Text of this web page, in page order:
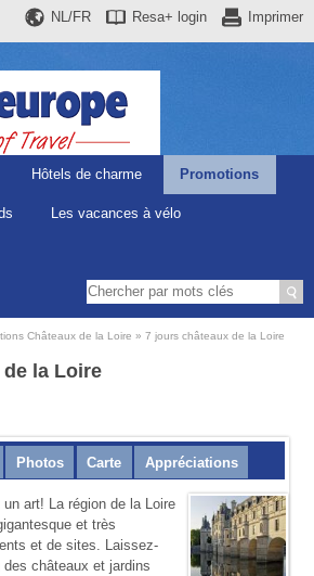
Imprimer
Resa+ login
NL/FR
Hôtels de charme Promotions
Les vacances à vélo
Châteaux de la Loire 7 jours châteaux de la Loire
la Loire
Photos Carte Appréciations
art! La région de la Loire
et très
et de sites. Laissez-
châteaux et jardins